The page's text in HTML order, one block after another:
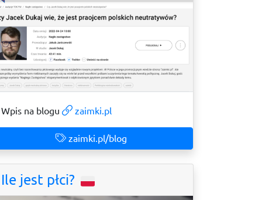
Wpis na blogu zaimki.pl
zaimki.pl/blog
Ile jest płci?